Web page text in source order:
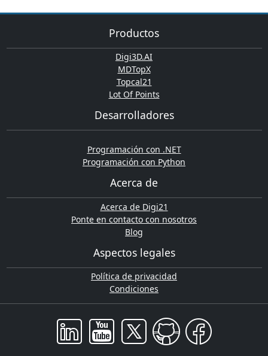
Productos
Digi3D.AI
MDTopX
Topcal21
Lot Of Points
Desarrolladores
Programación con .NET
Programación con Python
Acerca de
Acerca de Digi21
Ponte en contacto con nosotros
Blog
Aspectos legales
Política de privacidad
Condiciones